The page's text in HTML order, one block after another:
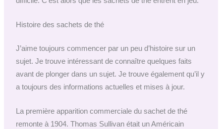
Histoire des sachets de thé
J’aime toujours commencer par un peu d’histoire sur un
sujet. Je trouve intéressant de connaître quelques faits
avant de plonger dans un sujet. Je trouve également qu’il y
a toujours des informations actuelles et mises à jour.
La première apparition commerciale du sachet de thé
remonte à 1904. Thomas Sullivan était un Américain